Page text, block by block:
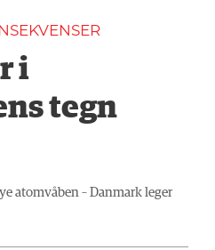
i
tegn
atomvåben – Danmark leger